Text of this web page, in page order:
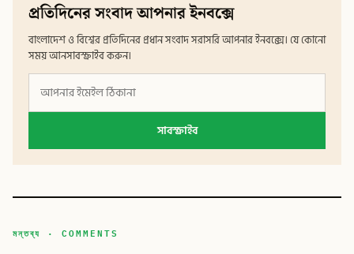
প্রতিদিনের সংবাদ আপনার ইনবক্সে
বাংলাদেশ ও বিশ্বের প্রতিদিনের প্রধান সংবাদ সরাসরি আপনার ইনবক্সে। যে কোনো
সময় আনসাবস্ক্রাইব করুন।
সাবস্ক্রাইব
মন্তব্য · COMMENTS